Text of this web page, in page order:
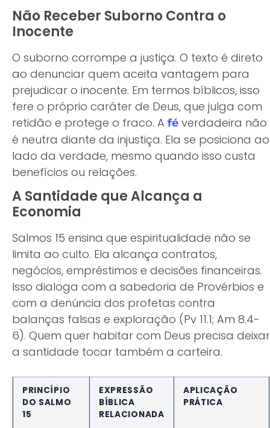
Não Receber Suborno Contra o
Inocente
O suborno corrompe a justiça. O texto é direto
ao denunciar quem aceita vantagem para
prejudicar o inocente. Em termos bíblicos, isso
fere o próprio caráter de Deus, que julga com
retidão e protege o fraco. A fé verdadeira não
é neutra diante da injustiça. Ela se posiciona ao
lado da verdade, mesmo quando isso custa
benefícios ou relações.
A Santidade que Alcança a
Economia
Salmos 15 ensina que espiritualidade não se
limita ao culto. Ela alcança contratos,
negócios, empréstimos e decisões financeiras.
Isso dialoga com a sabedoria de Provérbios e
com a denúncia dos profetas contra
balanças falsas e exploração (Pv 11.1; Am 8.4-
6). Quem quer habitar com Deus precisa deixar
a santidade tocar também a carteira.
PRINCÍPIO
DO SALMO
15
EXPRESSÃO
BÍBLICA
RELACIONADA
APLICAÇÃO
PRÁTICA